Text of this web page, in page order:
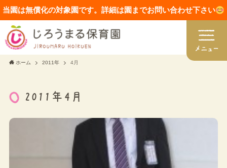
当園は無償化の対象園です。詳細は園までお問い合わせ下さい
ホーム 2011年 4月
2011年4月